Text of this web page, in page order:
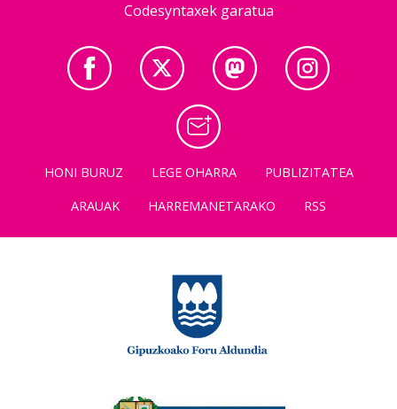
Codesyntaxek garatua
HONI BURUZ LEGE OHARRA
PUBLIZITATEA
ARAUAK
HARREMANETARAKO RSS